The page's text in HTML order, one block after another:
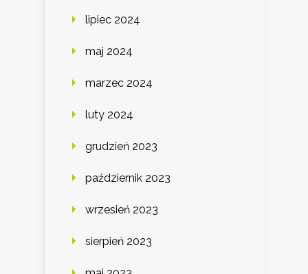
lipiec 2024
maj 2024
marzec 2024
luty 2024
grudzień 2023
październik 2023
wrzesień 2023
sierpień 2023